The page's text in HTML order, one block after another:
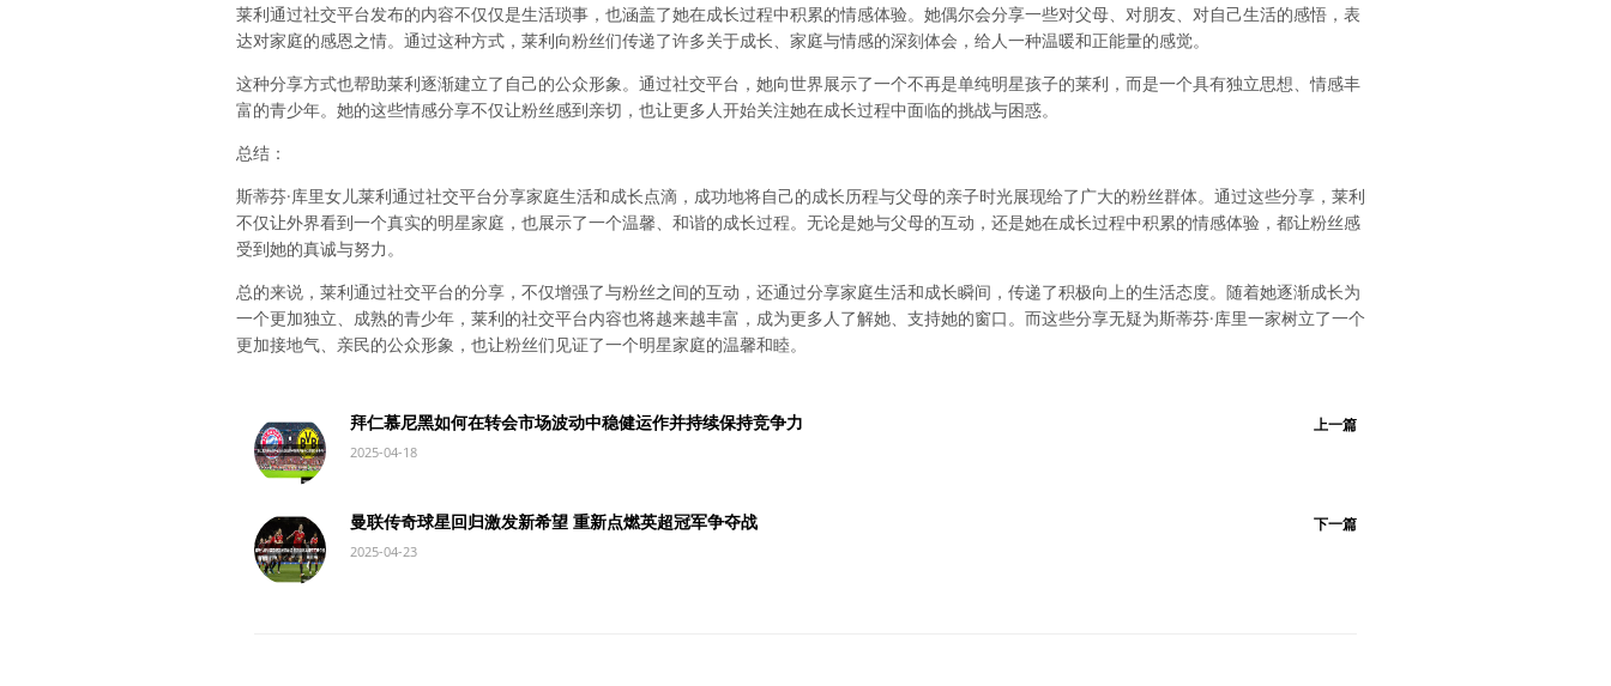
莱利通过社交平台发布的内容不仅仅是生活琐事，也涵盖了她在成长过程中积累的情感体验。她偶尔会分享一些对父母、对朋友、对自己生活的感悟，表
达对家庭的感恩之情。通过这种方式，莱利向粉丝们传递了许多关于成长、家庭与情感的深刻体会，给人一种温暖和正能量的感觉。
这种分享方式也帮助莱利逐渐建立了自己的公众形象。通过社交平台，她向世界展示了一个不再是单纯明星孩子的莱利，而是一个具有独立思想、情感丰
富的青少年。她的这些情感分享不仅让粉丝感到亲切，也让更多人开始关注她在成长过程中面临的挑战与困惑。
总结：
斯蒂芬·库里女儿莱利通过社交平台分享家庭生活和成长点滴，成功地将自己的成长历程与父母的亲子时光展现给了广大的粉丝群体。通过这些分享，莱利
不仅让外界看到一个真实的明星家庭，也展示了一个温馨、和谐的成长过程。无论是她与父母的互动，还是她在成长过程中积累的情感体验，都让粉丝感
受到她的真诚与努力。
总的来说，莱利通过社交平台的分享，不仅增强了与粉丝之间的互动，还通过分享家庭生活和成长瞬间，传递了积极向上的生活态度。随着她逐渐成长为
一个更加独立、成熟的青少年，莱利的社交平台内容也将越来越丰富，成为更多人了解她、支持她的窗口。而这些分享无疑为斯蒂芬·库里一家树立了一个
更加接地气、亲民的公众形象，也让粉丝们见证了一个明星家庭的温馨和睦。
拜仁慕尼黑如何在转会市场波动中稳健运作并持续保持竞争力
2025-04-18
上一篇
曼联传奇球星回归激发新希望 重新点燃英超冠军争夺战
2025-04-23
下一篇